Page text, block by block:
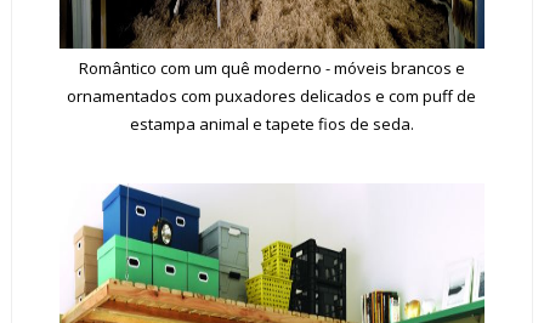
Romântico com um quê moderno - móveis brancos e
ornamentados com puxadores delicados e com puff de
estampa animal e tapete fios de seda.